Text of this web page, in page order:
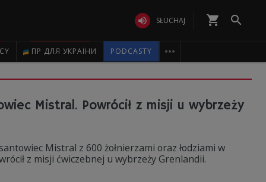
 SŁUCHAJ shopping_cart 
ПР ДЛЯ УКРАЇНИ PODCASTY 
Mistral. Powrócił z misji u wybrzeży
Mistral z 600 żołnierzami oraz łodziami w
z misji ćwiczebnej u wybrzeży Grenlandii.